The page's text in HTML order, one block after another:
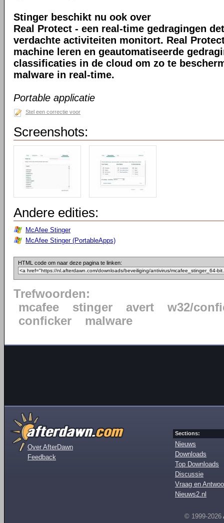
Stinger beschikt nu ook over
Real Protect - een real-time gedragingen
verdachte activiteiten monitort. Real
machine leren en geautomatiseerde
classificaties in de cloud om zo te
malware in real-time.
Portable applicatie
Stel een correctie voor
Screenshots:
Andere edities:
McAfee Stinger
McAfee Stinger (PortableApps)
HTML code om naar deze pagina te linken:
Trefwoorden:
mcafee
stinger avert
w32/
conficker
malware
Over AfterDawn
Feedback
Sections:
Nieuws
Downloads
Top Downloads
Discussie
Vraag en
Nieuws2.nl
© 1999-2026